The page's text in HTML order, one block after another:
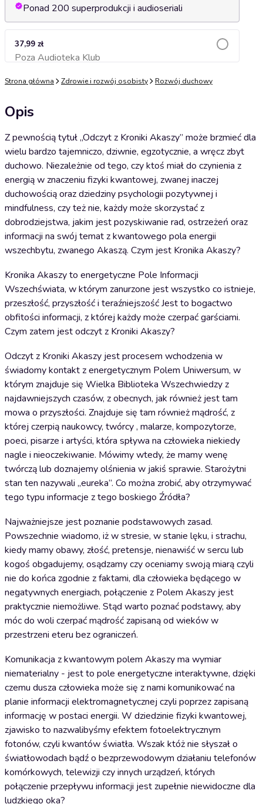
Ponad 200 superprodukcji i audioseriali
37,99 zł
Poza Audioteka KlubDodaj do koszyka
Strona główna Zdrowie i rozwój osobisty Rozwój duchowy
Opis
Z pewnością tytuł „Odczyt z Kroniki Akaszy” może brzmieć dla
wielu bardzo tajemniczo, dziwnie, egzotycznie, a wręcz zbyt
duchowo. Niezależnie od tego, czy ktoś miał do czynienia z
energią w znaczeniu fizyki kwantowej, zwanej inaczej
duchowością oraz dziedziny psychologii pozytywnej i
mindfulness, czy też nie, każdy może skorzystać z
dobrodziejstwa, jakim jest pozyskiwanie rad, ostrzeżeń oraz
informacji na swój temat z kwantowego pola energii
wszechbytu, zwanego Akaszą. Czym jest Kronika Akaszy?
Kronika Akaszy to energetyczne Pole Informacji
Wszechświata, w którym zanurzone jest wszystko co istnieje,
przeszłość, przyszłość i teraźniejszość Jest to bogactwo
obfitości informacji, z której każdy może czerpać garściami.
Czym zatem jest odczyt z Kroniki Akaszy?
Odczyt z Kroniki Akaszy jest procesem wchodzenia w
świadomy kontakt z energetycznym Polem Uniwersum, w
którym znajduje się Wielka Biblioteka Wszechwiedzy z
najdawniejszych czasów, z obecnych, jak również jest tam
mowa o przyszłości. Znajduje się tam również mądrość, z
której czerpią naukowcy, twórcy , malarze, kompozytorze,
poeci, pisarze i artyści, która spływa na człowieka niekiedy
nagle i nieoczekiwanie. Mówimy wtedy, że mamy wenę
twórczą lub doznajemy olśnienia w jakiś sprawie. Starożytni
stan ten nazywali „eureka”. Co można zrobić, aby otrzymywać
tego typu informacje z tego boskiego Źródła?
Najważniejsze jest poznanie podstawowych zasad.
Powszechnie wiadomo, iż w stresie, w stanie lęku, i strachu,
kiedy mamy obawy, złość, pretensje, nienawiść w sercu lub
kogoś obgadujemy, osądzamy czy oceniamy swoją miarą czyli
nie do końca zgodnie z faktami, dla człowieka będącego w
negatywnych energiach, połączenie z Polem Akaszy jest
praktycznie niemożliwe. Stąd warto poznać podstawy, aby
móc do woli czerpać mądrość zapisaną od wieków w
przestrzeni eteru bez ograniczeń.
Komunikacja z kwantowym polem Akaszy ma wymiar
niematerialny - jest to pole energetyczne interaktywne, dzięki
czemu dusza człowieka może się z nami komunikować na
planie informacji elektromagnetycznej czyli poprzez zapisaną
informację w postaci energii. W dziedzinie fizyki kwantowej,
zjawisko to nazwalibyśmy efektem fotoelektrycznym
fotonów, czyli kwantów światła. Wszak któż nie słyszał o
światłowodach bądź o bezprzewodowym działaniu telefonów
komórkowych, telewizji czy innych urządzeń, których
połączenie przepływu informacji jest zupełnie niewidoczne dla
ludzkiego oka?